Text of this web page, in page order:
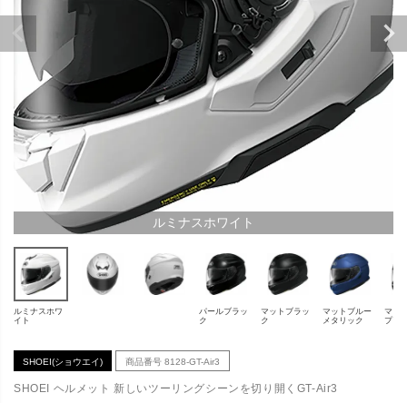
ルミナスホワイト
ルミナスホワ
イト
パールブラッ
ク
マットブラッ
ク
マットブルー
メタリック
マッ
プグ
SHOEI(ショウエイ) 商品番号 8128-GT-Air3
SHOEI ヘルメット 新しいツーリングシーンを切り開くGT-Air3